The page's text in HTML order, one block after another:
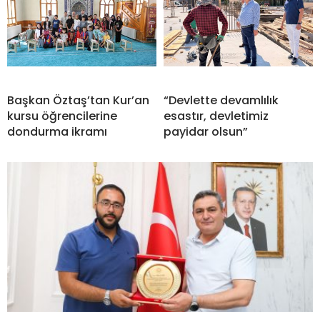
Başkan Öztaş’tan Kur’an
kursu öğrencilerine
dondurma ikramı
“Devlette devamlılık
esastır, devletimiz
payidar olsun”